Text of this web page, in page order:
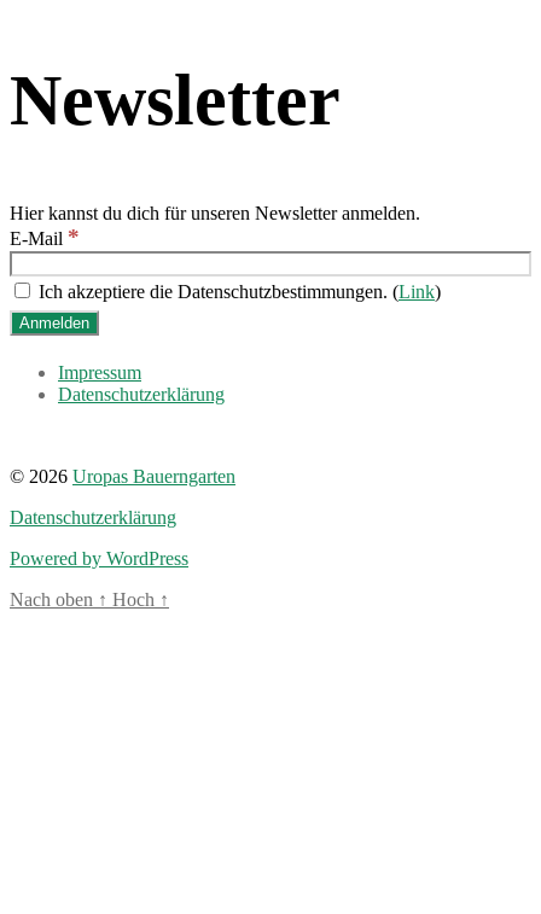
Newsletter
Hier kannst du dich für unseren Newsletter anmelden.
E-Mail *
Ich akzeptiere die Datenschutzbestimmungen. (Link)
Impressum
Datenschutzerklärung
© 2026 Uropas Bauerngarten
Datenschutzerklärung
Powered by WordPress
Nach oben ↑ Hoch ↑